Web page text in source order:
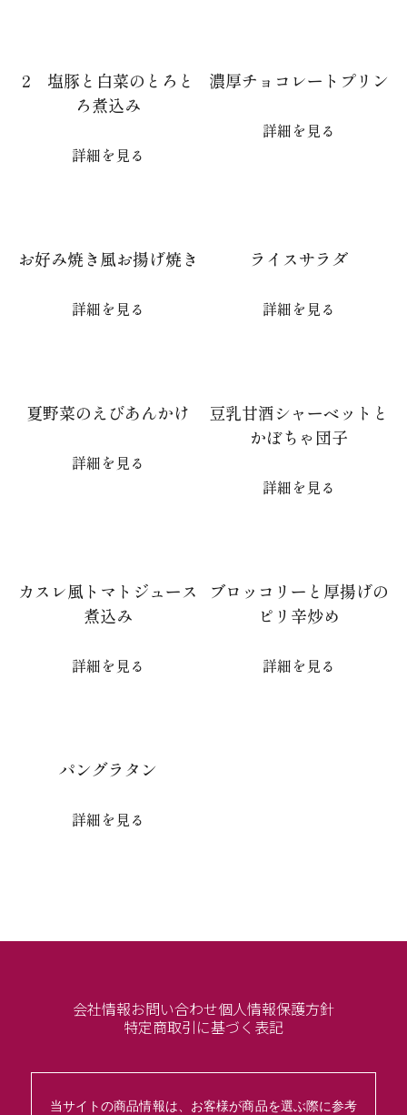
2 塩豚と白菜のとろと
ろ煮込み
詳細を見る
濃厚チョコレートプリン
詳細を見る
お好み焼き風お揚げ焼き
詳細を見る
ライスサラダ
詳細を見る
夏野菜のえびあんかけ
詳細を見る
豆乳甘酒シャーベットと
かぼちゃ団子
詳細を見る
カスレ風トマトジュース
煮込み
詳細を見る
ブロッコリーと厚揚げの
ピリ辛炒め
詳細を見る
パングラタン
詳細を見る
会社情報お問い合わせ個人情報保護方針
特定商取引に基づく表記
当サイトの商品情報は、お客様が商品を選ぶ際に参考